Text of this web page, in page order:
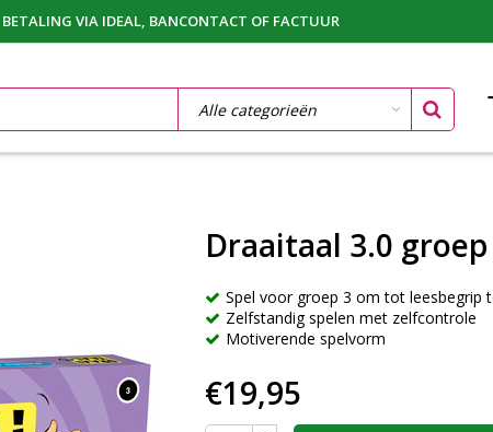
BETALING VIA IDEAL, BANCONTACT OF FACTUUR
Draaitaal 3.0 groep
Spel voor groep 3 om tot leesbegrip
Zelfstandig spelen met zelfcontrole
Motiverende spelvorm
€19,95